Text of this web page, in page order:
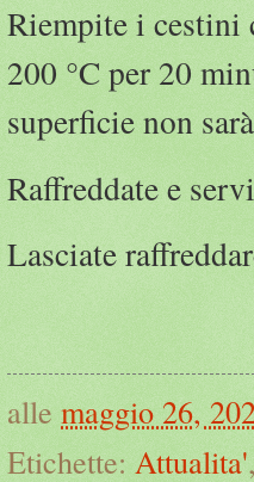
Riempite i cestini
200 °C per 20
superficie non
Raffreddate e
Lasciate
alle maggio 26,
Etichette: Attualita'